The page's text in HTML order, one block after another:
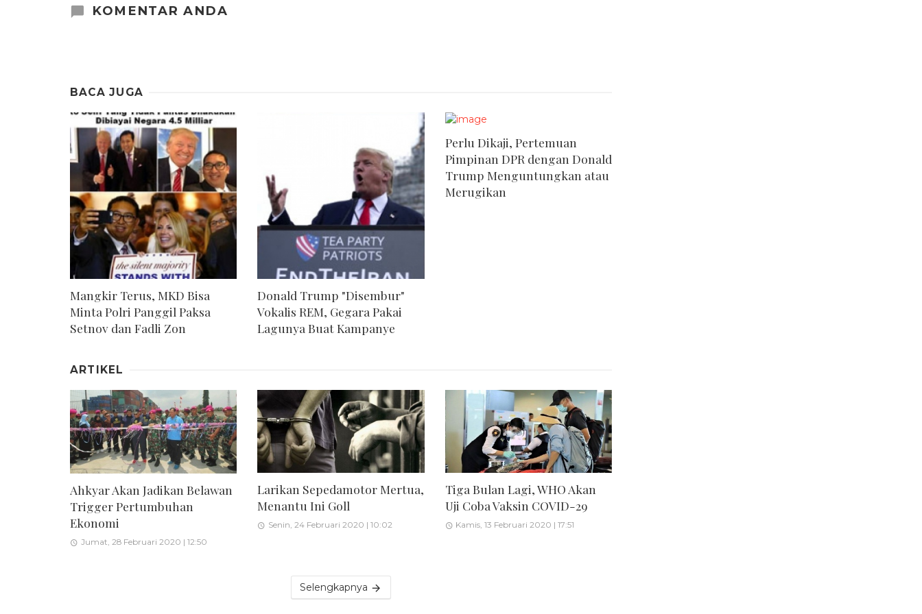
KOMENTAR ANDA
BACA JUGA
Mangkir Terus, MKD Bisa
Minta Polri Panggil Paksa
Setnov dan Fadli Zon
Donald Trump "Disembur"
Vokalis REM, Gegara Pakai
Lagunya Buat Kampanye
Perlu Dikaji, Pertemuan
Pimpinan DPR dengan Donald
Trump Menguntungkan atau
Merugikan
ARTIKEL
Ahkyar Akan Jadikan Belawan
Trigger Pertumbuhan
Ekonomi
Jumat, 28 Februari 2020 | 12:50
Larikan Sepedamotor Mertua,
Menantu Ini Goll
Senin, 24 Februari 2020 | 10:02
Tiga Bulan Lagi, WHO Akan
Uji Coba Vaksin COVID-29
Kamis, 13 Februari 2020 | 17:51
Selengkapnya